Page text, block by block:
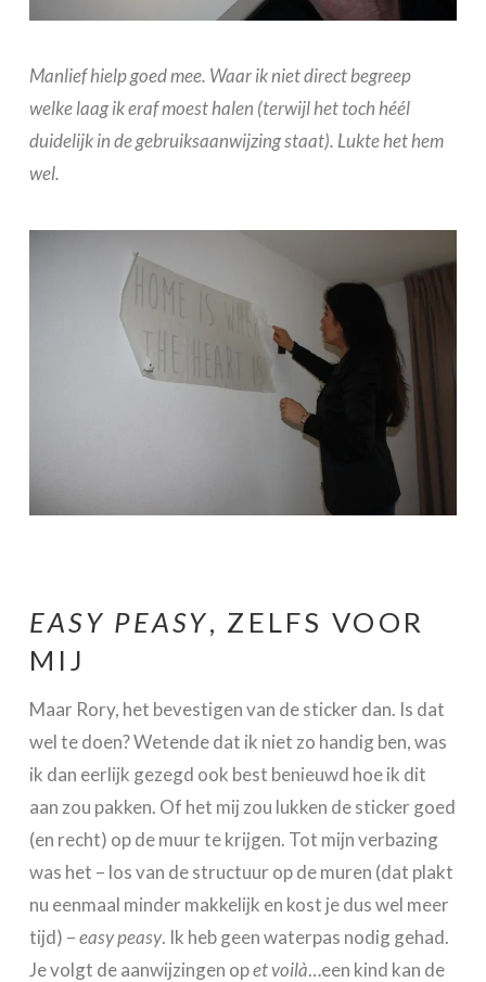
Manlief hielp goed mee. Waar ik niet direct begreep
welke laag ik eraf moest halen (terwijl het toch héél
duidelijk in de gebruiksaanwijzing staat). Lukte het hem
wel.
EASY PEASY, ZELFS VOOR
MIJ
Maar Rory, het bevestigen van de sticker dan. Is dat
wel te doen? Wetende dat ik niet zo handig ben, was
ik dan eerlijk gezegd ook best benieuwd hoe ik dit
aan zou pakken. Of het mij zou lukken de sticker goed
(en recht) op de muur te krijgen. Tot mijn verbazing
was het – los van de structuur op de muren (dat plakt
nu eenmaal minder makkelijk en kost je dus wel meer
tijd) –easy peasy. Ik heb geen waterpas nodig gehad.
Je volgt de aanwijzingen opet voilà…een kind kan de